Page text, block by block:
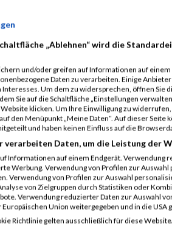
Noname
Weitenhagen
Northrup
Janisch
Seçkin
Denk
Hillebercht
Hohenwald
Heide
Dufft
„Ablehnen“ wird die
und/oder greifen auf Informationen auf einem
Daten zu verarbeiten. Einige
Um dem zu widersprechen, öffnen Sie
Sie auf die Schaltfläche „Einstellungen
klicken. Um Ihre Einwilligung zu
den Menüpunkt „Meine Daten“. Auf dieser
und haben keinen Einfluss auf die
verarbeiten Daten, um die Leistung der
Informationen auf einem Endgerät. Verwendung
Werbung. Verwendung von Profilen zur
Verwendung von Profilen zur Auswahl
von Zielgruppen durch Statistiken oder
Verwendung reduzierter Daten zur Auswahl
Union weitergegeben und in die USA
Richtlinie gelten ausschließlich für diese